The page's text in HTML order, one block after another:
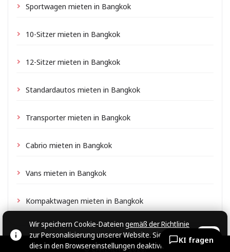
Sportwagen mieten in Bangkok
10-Sitzer mieten in Bangkok
12-Sitzer mieten in Bangkok
Standardautos mieten in Bangkok
Transporter mieten in Bangkok
Cabrio mieten in Bangkok
Vans mieten in Bangkok
Kompaktwagen mieten in Bangkok
© CARZRENT, 2026.
Wir speichern Cookie-Dateien gemäß der Richtlinie
zur Personalisierung unserer Website. Sie können
dies in den Browsereinstellungen deaktivieren.
KI fragen